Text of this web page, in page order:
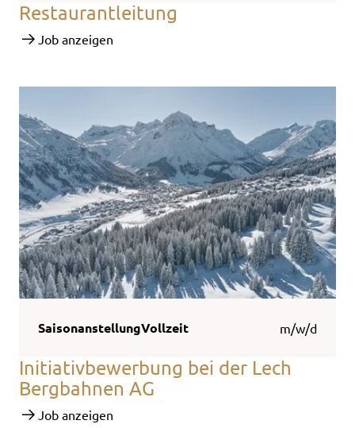
Restaurantleitung
Job anzeigen
SaisonanstellungVollzeit m/w/d
Initiativbewerbung bei der Lech
Bergbahnen AG
Job anzeigen